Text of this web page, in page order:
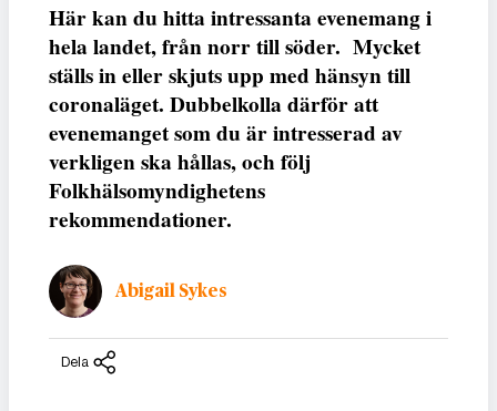
Här kan du hitta intressanta evenemang i
hela landet, från norr till söder. Mycket
ställs in eller skjuts upp med hänsyn till
coronaläget. Dubbelkolla därför att
evenemanget som du är intresserad av
verkligen ska hållas, och följ
Folkhälsomyndighetens
rekommendationer.
Abigail Sykes
Dela